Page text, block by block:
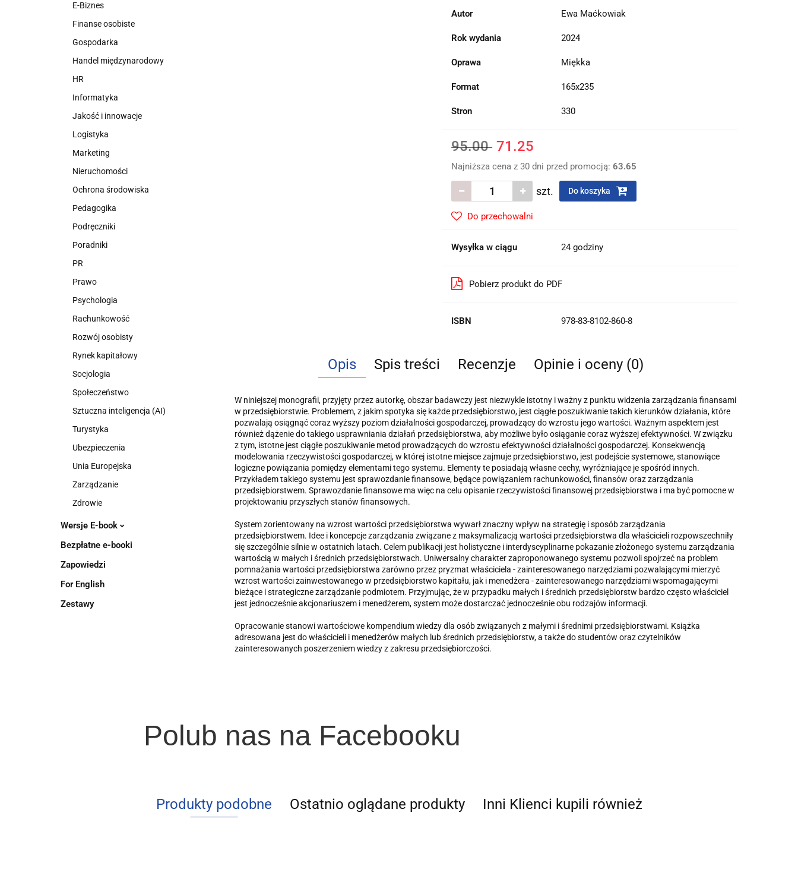
E-Biznes
Finanse osobiste
Gospodarka
Handel międzynarodowy
HR
Informatyka
Jakość i innowacje
Logistyka
Marketing
Nieruchomości
Ochrona środowiska
Pedagogika
Podręczniki
Poradniki
PR
Prawo
Psychologia
Rachunkowość
Rozwój osobisty
Rynek kapitałowy
Socjologia
Społeczeństwo
Sztuczna inteligencja (AI)
Turystyka
Ubezpieczenia
Unia Europejska
Zarządzanie
Zdrowie
Wersje E-book
Bezpłatne e-booki
Zapowiedzi
For English
Zestawy
Autor Ewa Maćkowiak
Rok wydania 2024
Oprawa Miękka
Format 165x235
Stron 330
95.00 71.25
Najniższa cena z 30 dni przed promocją:63.65
szt. Do koszyka
Do przechowalni
Wysyłka w ciągu 24 godziny
Pobierz produkt do PDF
ISBN 978-83-8102-860-8
Opis Spis treści Recenzje Opinie i oceny (0)
W niniejszej monografii, przyjęty przez autorkę, obszar badawczy jest niezwykle istotny i ważny z punktu widzenia zarządzania finansami
w przedsiębiorstwie. Problemem, z jakim spotyka się każde przedsiębiorstwo, jest ciągłe poszukiwanie takich kierunków działania, które
pozwalają osiągnąć coraz wyższy poziom działalności gospodarczej, prowadzący do wzrostu jego wartości. Ważnym aspektem jest
również dążenie do takiego usprawniania działań przedsiębiorstwa, aby możliwe było osiąganie coraz wyższej efektywności. W związku
z tym, istotne jest ciągłe poszukiwanie metod prowadzących do wzrostu efektywności działalności gospodarczej. Konsekwencją
modelowania rzeczywistości gospodarczej, w której istotne miejsce zajmuje przedsiębiorstwo, jest podejście systemowe, stanowiące
logiczne powiązania pomiędzy elementami tego systemu. Elementy te posiadają własne cechy, wyróżniające je spośród innych.
Przykładem takiego systemu jest sprawozdanie finansowe, będące powiązaniem rachunkowości, finansów oraz zarządzania
przedsiębiorstwem. Sprawozdanie finansowe ma więc na celu opisanie rzeczywistości finansowej przedsiębiorstwa i ma być pomocne w
projektowaniu przyszłych stanów finansowych.
System zorientowany na wzrost wartości przedsiębiorstwa wywarł znaczny wpływ na strategię i sposób zarządzania
przedsiębiorstwem. Idee i koncepcje zarządzania związane z maksymalizacją wartości przedsiębiorstwa dla właścicieli rozpowszechniły
się szczególnie silnie w ostatnich latach. Celem publikacji jest holistyczne i interdyscyplinarne pokazanie złożonego systemu zarządzania
wartością w małych i średnich przedsiębiorstwach. Uniwersalny charakter zaproponowanego systemu pozwoli spojrzeć na problem
pomnażania wartości przedsiębiorstwa zarówno przez pryzmat właściciela - zainteresowanego narzędziami pozwalającymi mierzyć
wzrost wartości zainwestowanego w przedsiębiorstwo kapitału, jak i menedżera - zainteresowanego narzędziami wspomagającymi
bieżące i strategiczne zarządzanie podmiotem. Przyjmując, że w przypadku małych i średnich przedsiębiorstw bardzo często właściciel
jest jednocześnie akcjonariuszem i menedżerem, system może dostarczać jednocześnie obu rodzajów informacji.
Opracowanie stanowi wartościowe kompendium wiedzy dla osób związanych z małymi i średnimi przedsiębiorstwami. Książka
adresowana jest do właścicieli i menedżerów małych lub średnich przedsiębiorstw, a także do studentów oraz czytelników
zainteresowanych poszerzeniem wiedzy z zakresu przedsiębiorczości.
Polub nas na Facebooku
Produkty podobne Ostatnio oglądane produkty Inni Klienci kupili również